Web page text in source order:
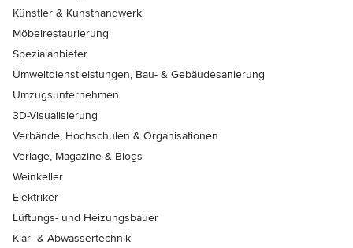
Künstler & Kunsthandwerk
Möbelrestaurierung
Spezialanbieter
Umweltdienstleistungen, Bau- & Gebäudesanierung
Umzugsunternehmen
3D-Visualisierung
Verbände, Hochschulen & Organisationen
Verlage, Magazine & Blogs
Weinkeller
Elektriker
Lüftungs- und Heizungsbauer
Klär- & Abwassertechnik